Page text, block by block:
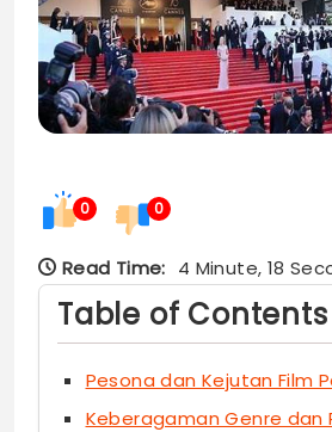
0 0
Read Time: 4 Minute, 18
Table of Contents
Pesona dan Kejutan Film
Keberagaman Genre dan